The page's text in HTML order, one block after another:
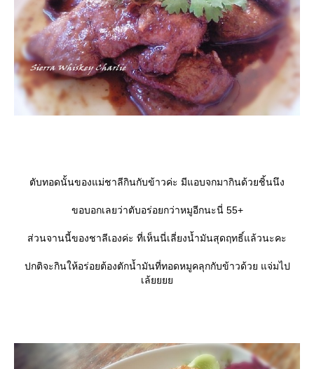
ตับทอดนั้นของแม่ชาลีกินกับข้าวค่ะ มีแอบจกมากินด้วยชิ้นนึง
ขอบอกเลยว่าตับอร่อยกว่าหมูอีกนะนี่ 55+
ส่วนจานนี้ของชาลีเองค่ะ ที่เห็นนี่เลี่ยงน้ำมันสุดฤทธิ์แล้วนะคะ
ปกติจะกินให้อร่อยต้องตักน้ำมันที่ทอดหมูคลุกกับข้าวด้วย แจ่มไป
เล้